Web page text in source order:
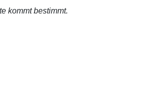
kommt bestimmt.